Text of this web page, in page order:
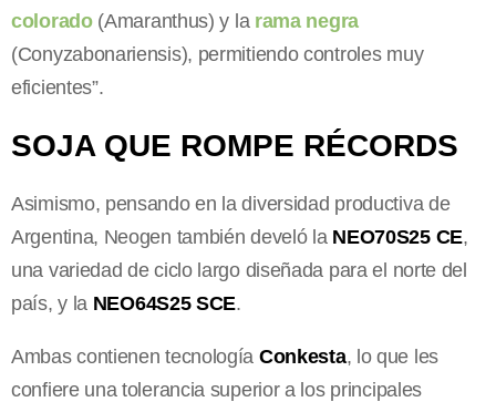
colorado(Amaranthus) y la rama negra
(Conyzabonariensis), permitiendo controles muy
eficientes”.
SOJA QUE ROMPE RÉCORDS
Asimismo, pensando en la diversidad productiva de
Argentina, Neogen también develó la NEO70S25 CE,
una variedad de ciclo largo diseñada para el norte del
país, y la NEO64S25 SCE.
Ambas contienen tecnología Conkesta, lo que les
confiere una tolerancia superior a los principales